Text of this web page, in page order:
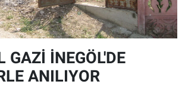
GAZİ İNEGÖL'DE
ANILIYOR